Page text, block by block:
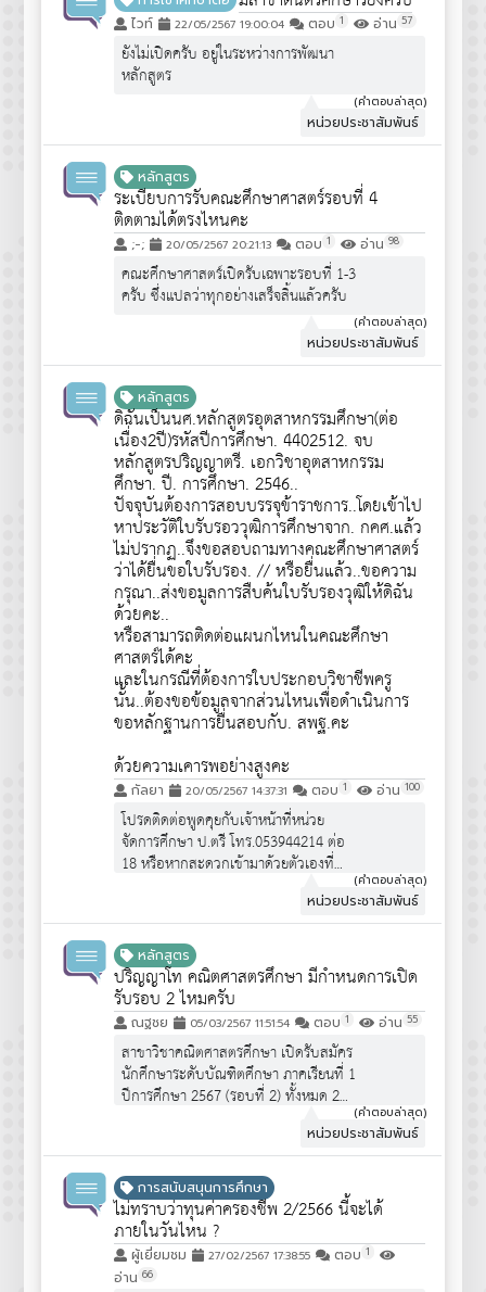
นักเรียน ม.6 ทั่วไป""" จึงไม่ได้มีการ
ประชาสัมพันธ์ครับ
ไวท์ 22/05/2567 19:00:04 ตอบ 1 อ่าน 57
ยังไม่เปิดครับ อยู่ในระหว่างการพัฒนา
หลักสูตร
(คำตอบล่าสุด)
หน่วยประชาสัมพันธ์
หลักสูตร
ระเบียบการรับคณะศึกษาศาสตร์รอบที่ 4
ติดตามได้ตรงไหนคะ
;-; 20/05/2567 20:21:13 ตอบ 1 อ่าน 98
คณะศึกษาศาสตร์เปิดรับเฉพาะรอบที่ 1-3
ครับ ซึ่งแปลว่าทุกอย่างเสร็จสิ้นแล้วครับ
(คำตอบล่าสุด)
หน่วยประชาสัมพันธ์
หลักสูตร
ดิฉันเป็นนศ.หลักสูตรอุตสาหกรรมศึกษา(ต่อ
เนื่อง2ปี)รหัสปีการศึกษา. 4402512. จบ
หลักสูตรปริญญาตรี. เอกวิชาอุตสาหกรรม
ศึกษา. ปี. การศึกษา. 2546..
ปัจจุบันต้องการสอบบรรจุข้าราชการ..โดยเข้าไป
หาประวัติใบรับรอววุฒิการศึกษาจาก. กคศ.แล้ว
ไม่ปรากฏ..จึงขอสอบถามทางคณะศึกษาศาสตร์
ว่าได้ยื่นขอใบรับรอง. // หรือยื่นแล้ว..ขอความ
กรุณา..ส่งขอมูลการสืบค้นใบรับรองวุฒิให้ดิฉัน
ด้วยคะ..
หรือสามารถติดต่อแผนกไหนในคณะศึกษา
ศาสตร์ได้คะ
และในกรณีที่ต้องการใบประกอบวิชาชีพครู
นั้น..ต้องขอข้อมูลจากส่วนไหนเพื่อดำเนินการ
ขอหลักฐานการยื่นสอบกับ. สพฐ.คะ
ด้วยความเคารพอย่างสูงคะ
กัลยา 20/05/2567 14:37:31 ตอบ 1 อ่าน 100
โปรดติดต่อพูดคุยกับเจ้าหน้าที่หน่วย
จัดการศึกษา ป.ตรี โทร.053944214 ต่อ
18 หรือหากสะดวกเข้ามาด้วยตัวเองที่
(คำตอบล่าสุด)
หน่วยประชาสัมพันธ์
หลักสูตร
ปริญญาโท คณิตศาสตรศึกษา มีกำหนดการเปิด
รับรอบ 2 ไหมครับ
ณฐชย 05/03/2567 11:51:54 ตอบ 1 อ่าน 55
สาขาวิชาคณิตศาสตรศึกษา เปิดรับสมัคร
นักศึกษาระดับบัณฑิตศึกษา ภาคเรียนที่ 1
ปีการศึกษา 2567 (รอบที่ 2) ทั้งหมด 2
ภาคพิเศษ] , [แผน 2 แบบวิชาการ ภาค
พิเศษ]
รายละเอียด :
https://www.edu.cmu.ac.th/news/5199-
krzbfs3yrkd5qarqjaab
(คำตอบล่าสุด)
หน่วยประชาสัมพันธ์
การสนับสนุนการศึกษา
ไม่ทราบว่าทุนค่าครองชีพ 2/2566 นี้จะได้
ภายในวันไหน ?
ผู้เยี่ยมชม 27/02/2567 17:38:55 ตอบ 1
อ่าน 66